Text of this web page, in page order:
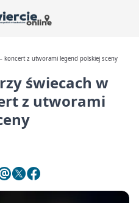
koncert z utworami legend polskiej sceny
świecach w
z utworami